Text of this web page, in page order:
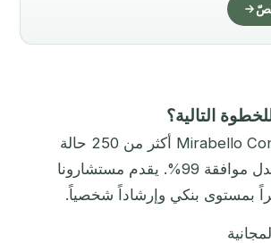
التالية؟
عالجت Mirabello Consultancy أكثر من 250 حالة
جنسية كاريبية بمعدل موافقة 99%. يقدم مستشارونا
بمستوى بنكي وإرشاداً شخصياً.